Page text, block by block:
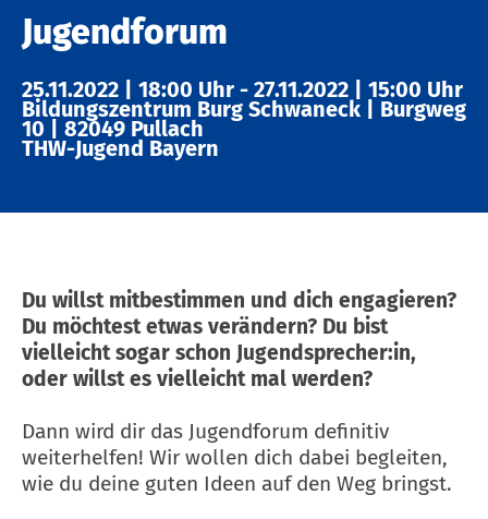
Jugendforum
25.11.2022 18:00 Uhr - 27.11.2022 15:00 Uhr
Bildungszentrum Burg Schwaneck Burgweg
10 82049 Pullach
THW-Jugend Bayern
Du willst mitbestimmen und dich engagieren?
Du möchtest etwas verändern? Du bist
vielleicht sogar schon Jugendsprecher:in,
oder willst es vielleicht mal werden?
Dann wird dir das Jugendforum definitiv
weiterhelfen! Wir wollen dich dabei begleiten,
wie du deine guten Ideen auf den Weg bringst.